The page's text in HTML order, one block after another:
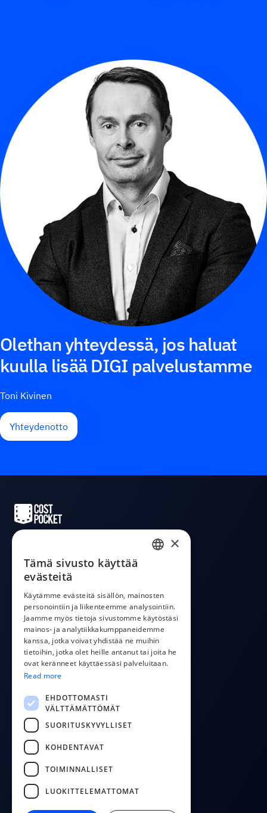
Olethan yhteydessä, jos haluat
kuulla lisää DIGI palvelustamme
Toni Kivinen
Yhteydenotto
PRODUCT
Integraatiot
Hinta
CostPocket API
OCR API
Sovellus laskujen lähettämiseen
COMPANY
Meista
Ota yhteyttä
Blogi
FOLLOW US
LATVIAN
POLISH
RUSSIAN
FINNISH
×
Tämä sivusto käyttää
evästeitä
Käytämme evästeitä sisällön, mainosten
personointiin ja liikenteemme analysointiin.
Jaamme myös tietoja sivustomme käytöstäsi
mainos- ja analytiikkakumppaneidemme
kanssa, jotka voivat yhdistää ne muihin
tietoihin, jotka olet heille antanut tai joita he
ovat keränneet käyttäessäsi palveluitaan.
Read more
EHDOTTOMASTI
VÄLTTÄMÄTTÖMÄT
SUORITUSKYVYLLISET
KOHDENTAVAT
TOIMINNALLISET
LUOKITTELEMATTOMAT